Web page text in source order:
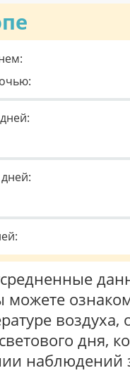
воздуха,
дня,
наблюдений